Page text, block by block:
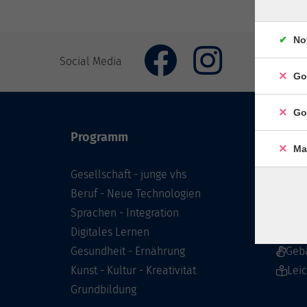
Social Media
Programm
Gesellschaft - junge vhs
Beruf - Neue Technologien
Sprachen - Integration
Digitales Lernen
Gesundheit - Ernährung
Kunst - Kultur - Kreativität
Grundbildung